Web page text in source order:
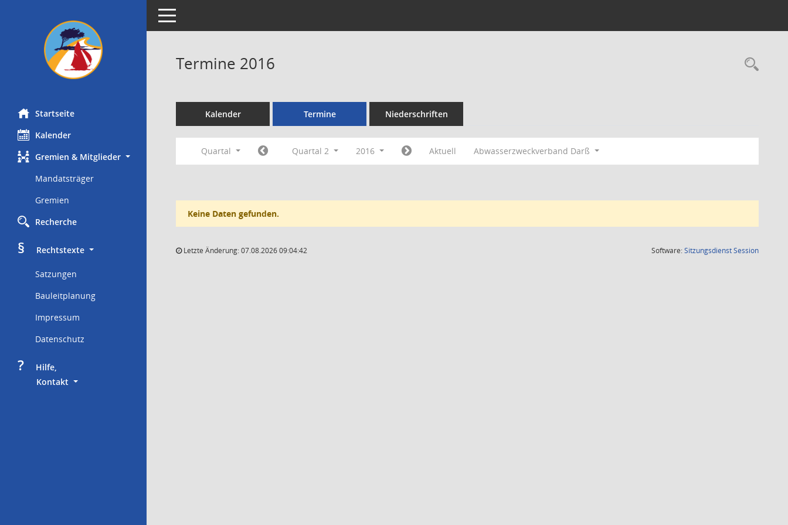
Startseite
Kalender
Gremien & Mitglieder
Mandatsträger
Gremien
Recherche
§
     Rechtstexte
Satzungen
Bauleitplanung
Impressum
Datenschutz
?
     Hilfe,
Kontakt
Toggle navigation
Termine 2016
Kalender Termine Niederschriften
Quartal Quartal 2 2016 Aktuell Abwasserzweckverband Darß
Keine Daten gefunden.
Letzte Änderung: 07.08.2026 09:04:42 Software:SitzungsdienstSession(Wird in